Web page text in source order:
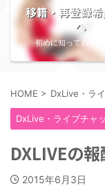
移籍・再登録
へ
初めに知っておきた
HOME > DxLive・ラ
DxLive・ライブチャ
DXLIVEの
2015年6月3日